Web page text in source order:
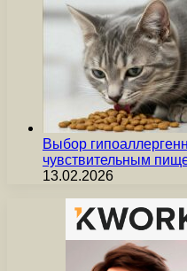
Выбор
чувствительным
13.02.2026